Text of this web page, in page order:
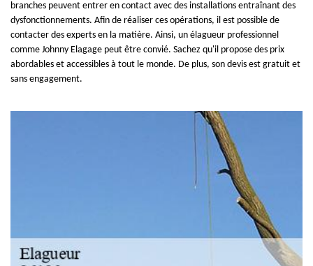
branches peuvent entrer en contact avec des installations entraînant des
dysfonctionnements. Afin de réaliser ces opérations, il est possible de
contacter des experts en la matière. Ainsi, un élagueur professionnel
comme Johnny Elagage peut être convié. Sachez qu'il propose des prix
abordables et accessibles à tout le monde. De plus, son devis est gratuit et
sans engagement.